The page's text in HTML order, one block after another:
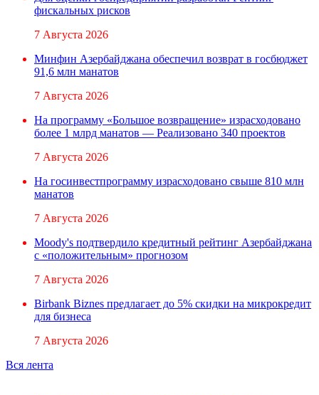
фискальных рисков
7 Августа 2026
Минфин Азербайджана обеспечил возврат в госбюджет
91,6 млн манатов
7 Августа 2026
На программу «Большое возвращение» израсходовано
более 1 млрд манатов — Реализовано 340 проектов
7 Августа 2026
На госинвестпрограмму израсходовано свыше 810 млн
манатов
7 Августа 2026
Moody's подтвердило кредитный рейтинг Азербайджана
с «положительным» прогнозом
7 Августа 2026
Birbank Biznes предлагает до 5% скидки на микрокредит
для бизнеса
7 Августа 2026
Вся лента